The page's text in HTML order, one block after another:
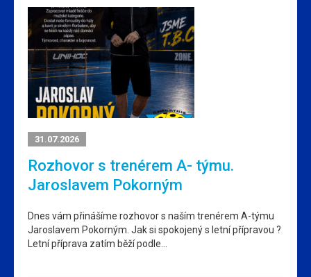
31.07.2026
Rozhovor s trenérem A- týmu.
Jaroslavem Pokorným
Dnes vám přinášíme rozhovor s naším trenérem A-týmu
Jaroslavem Pokorným. Jak si spokojený s letní přípravou ?
Letní příprava zatím běží podle…